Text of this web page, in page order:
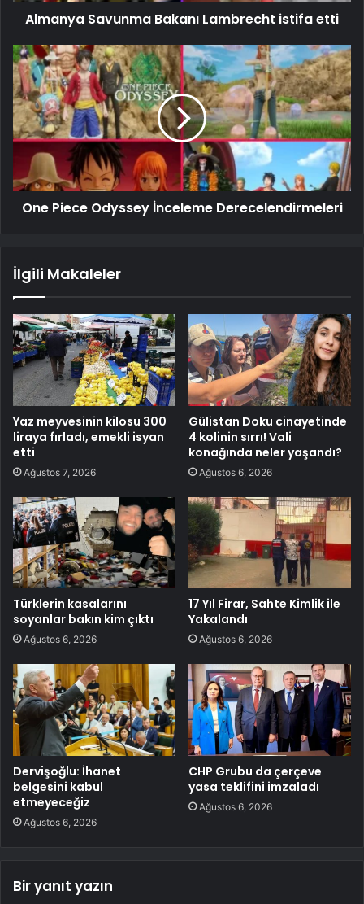
Almanya Savunma Bakanı Lambrecht istifa etti
One Piece Odyssey İnceleme Derecelendirmeleri
İlgili Makaleler
Yaz meyvesinin kilosu 300
liraya fırladı, emekli isyan
etti
Ağustos 7, 2026
Gülistan Doku cinayetinde
4 kolinin sırrı! Vali
konağında neler yaşandı?
Ağustos 6, 2026
Türklerin kasalarını
soyanlar bakın kim çıktı
Ağustos 6, 2026
17 Yıl Firar, Sahte Kimlik ile
Yakalandı
Ağustos 6, 2026
Dervişoğlu: İhanet
belgesini kabul
etmeyeceğiz
Ağustos 6, 2026
CHP Grubu da çerçeve
yasa teklifini imzaladı
Ağustos 6, 2026
Bir yanıt yazın